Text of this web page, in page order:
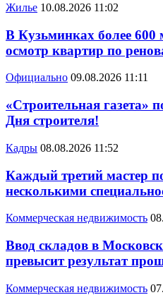
Жилье 10.08.2026 11:02
В Кузьминках более 600
осмотр квартир по
Официально 09.08.2026 11:11
«Строительная газета»
Дня строителя!
Кадры 08.08.2026 11:52
Каждый третий мастер
несколькими
Коммерческая недвижимость
Ввод складов в
превысит результат
Коммерческая недвижимость